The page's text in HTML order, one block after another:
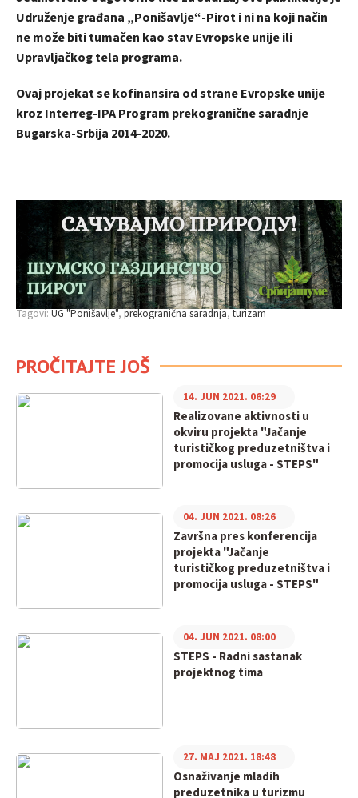
Udruženje građana „Ponišavlje“-Pirot i ni na koji način
ne može biti tumačen kao stav Evropske unije ili
Upravljačkog tela programa.
Ovaj projekat se kofinansira od strane Evropske unije
kroz Interreg-IPA Program prekogranične saradnje
Bugarska-Srbija 2014-2020.
Tagovi:UG "Ponišavlje" prekogranična saradnja turizam
PROČITAJTE JOŠ
Realizovane aktivnosti u
okviru projekta "Jačanje
turističkog preduzetništva i
promocija usluga - STEPS"
14. JUN 2021. 06:29
Završna pres konferencija
projekta "Jačanje
turističkog preduzetništva i
promocija usluga - STEPS"
04. JUN 2021. 08:26
STEPS - Radni sastanak
projektnog tima
04. JUN 2021. 08:00
Osnaživanje mladih
preduzetnika u turizmu
27. MAJ 2021. 18:48